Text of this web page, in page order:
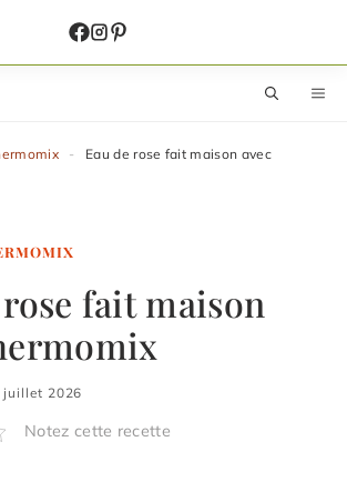
-
Eau de rose fait maison avec
fait maison
juillet 2026
Notez cette recette